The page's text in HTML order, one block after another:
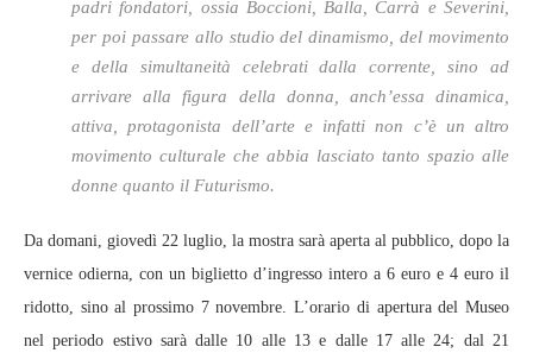
padri fondatori, ossia Boccioni, Balla, Carrà e Severini,
per poi passare allo studio del dinamismo, del movimento
e della simultaneità celebrati dalla corrente, sino ad
arrivare alla figura della donna, anch’essa dinamica,
attiva, protagonista dell’arte e infatti non c’è un altro
movimento culturale che abbia lasciato tanto spazio alle
donne quanto il Futurismo.
Da domani, giovedì 22 luglio, la mostra sarà aperta al pubblico, dopo la
vernice odierna, con un biglietto d’ingresso intero a 6 euro e 4 euro il
ridotto, sino al prossimo 7 novembre. L’orario di apertura del Museo
nel periodo estivo sarà dalle 10 alle 13 e dalle 17 alle 24; dal 21